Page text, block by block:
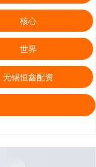
核心
世界
无锡恒鑫配资